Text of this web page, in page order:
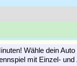
Wähle dein
mit Einzel-